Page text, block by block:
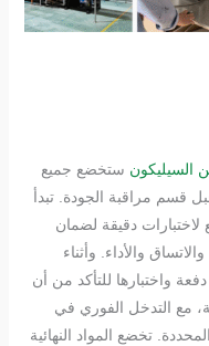
السيليكون ستخضع جميع
قسم مراقبة الجودة. تبدأ
دقيقة لضمان
والأداء. وأثناء
واختبارها للتأكد من أن
مع التدخل الفوري في
تخضع المواد النهائية